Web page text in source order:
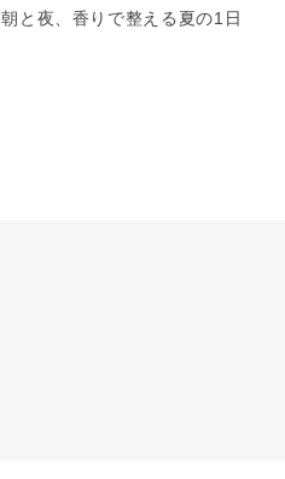
朝と夜、香りで整える夏の1日